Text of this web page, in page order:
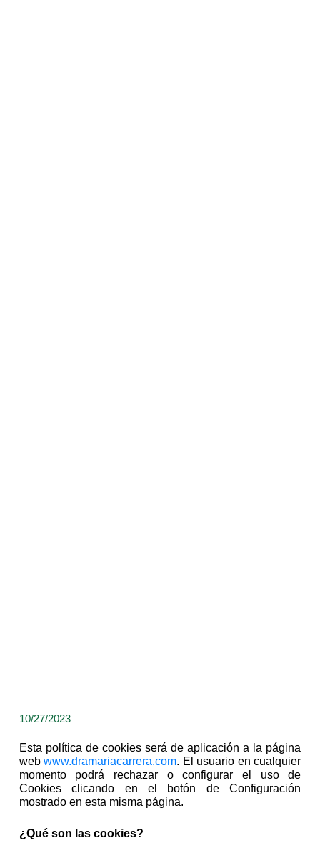
10/27/2023
Esta política de cookies será de aplicación a la página
webwww.dramariacarrera.com. El usuario en cualquier
momento podrá rechazar o configurar el uso de
Cookies clicando en el botón de Configuración
mostrado en esta misma página.
¿Qué son las cookies?